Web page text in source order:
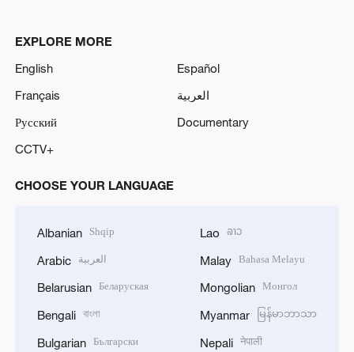
EXPLORE MORE
English
Español
Français
العربية
Русский
Documentary
CCTV+
CHOOSE YOUR LANGUAGE
Albanian Shqip
Arabic العربية
Belarusian Беларуская
Bengali বাংলা
Bulgarian Български
Lao ລາວ
Malay Bahasa Melayu
Mongolian Монгол
Myanmar မြန်မာဘာသာ
Nepali नेपाली